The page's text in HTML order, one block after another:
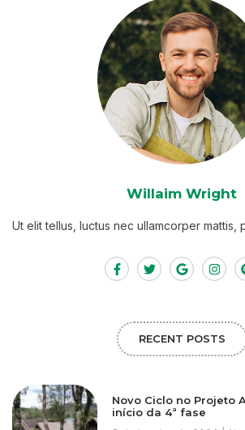
Willaim Wright
Ut elit tellus, luctus nec ullamcorper mattis,
RECENT POSTS
Novo Ciclo no Projeto
início da 4ª fase